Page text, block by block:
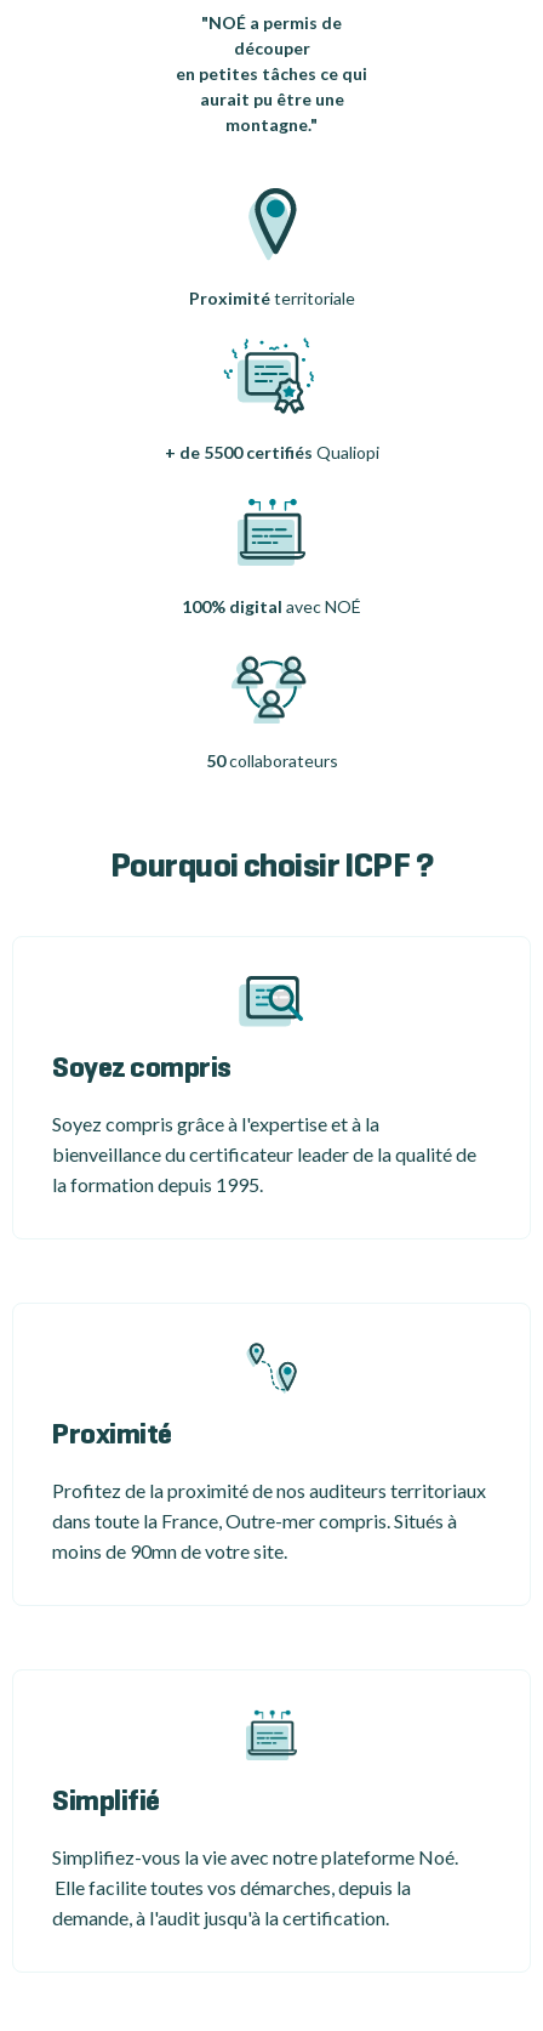
+ de 5500 certifiés Qualiopi
100% digital avec NOÉ
"NOÉ a permis de
découper
en petites tâches ce qui
aurait pu être une
montagne."
50collaborateurs
Proximitéterritoriale
Pourquoi choisir ICPF ?
Soyez compris
Soyez compris grâce à l'expertise et à la
bienveillance du certificateur leader de la qualité de
la formation depuis 1995.
Proximité
Profitez de la proximité de nos auditeurs territoriaux
dans toute la France, Outre-mer compris. Situés à
moins de 90mn de votre site.
Simplifié
Simplifiez-vous la vie avec notre plateforme Noé.
Elle facilite toutes vos démarches, depuis la
demande, à l'audit jusqu'à la certification.